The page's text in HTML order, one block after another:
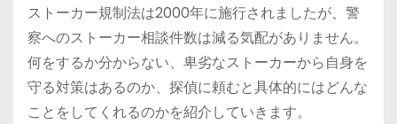
ストーカー規制法は2000年に施行されましたが、警
察へのストーカー相談件数は減る気配がありません。
何をするか分からない、卑劣なストーカーから自身を
守る対策はあるのか、探偵に頼むと具体的にはどんな
ことをしてくれるのかを紹介していきます。